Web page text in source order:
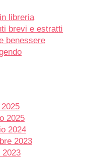
libreria
brevi e estratti
benessere
2025
2024
2023
2023